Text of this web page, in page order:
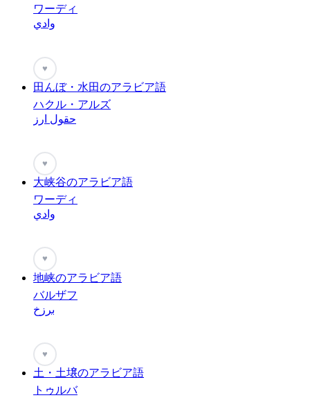
ワーディ
وادي
♥
田んぼ・水田のアラビア語
ハクル・アルズ
حقول ارز
♥
大峡谷のアラビア語
ワーディ
وادي
♥
地峡のアラビア語
バルザフ
برزخ
♥
土・土壌のアラビア語
トゥルバ